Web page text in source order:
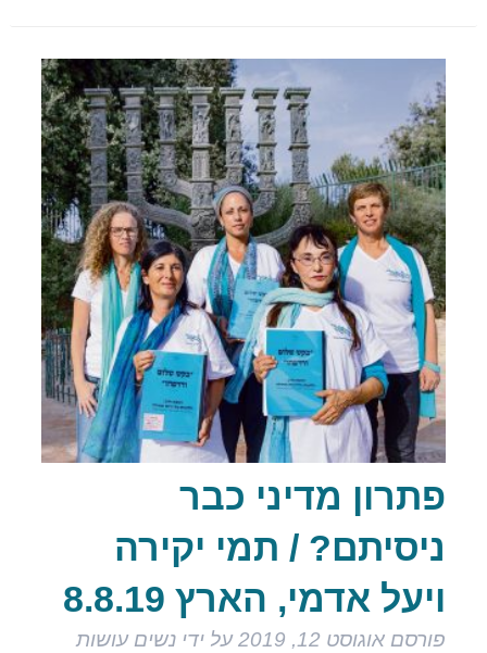
פתרון מדיני כבר
ניסיתם? / תמי יקירה
ויעל אדמי, הארץ 8.8.19
פורסם אוגוסט 12, 2019 על ידי נשים עושות